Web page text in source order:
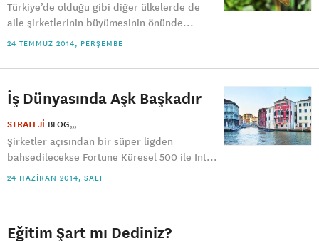
Türkiye’de olduğu gibi diğer ülkelerde de
aile şirketlerinin büyümesinin önünde...
24 TEMMUZ 2014, PERŞEMBE
İş Dünyasında Aşk Başkadır
STRATEJİ BLOG
Şirketler açısından bir süper ligden
bahsedilecekse Fortune Küresel 500 ile Int...
24 HAZIRAN 2014, SALI
Eğitim Şart mı Dediniz?